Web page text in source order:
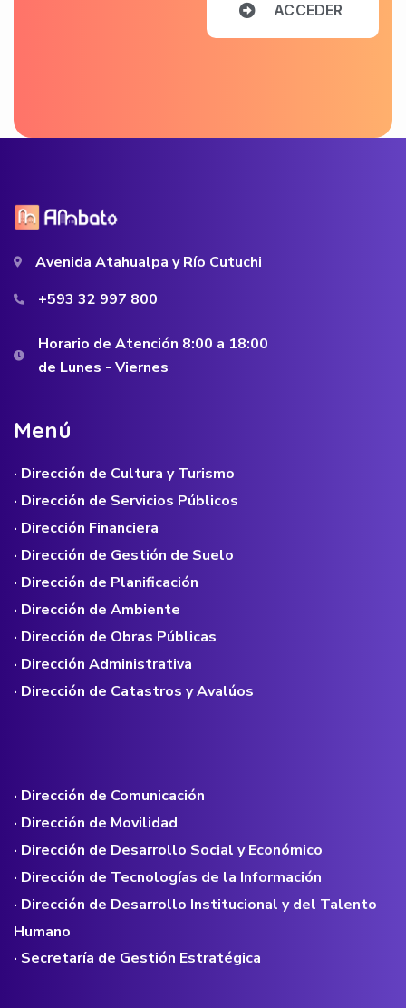
ACCEDER
Avenida Atahualpa y Río Cutuchi
+593 32 997 800
Horario de Atención 8:00 a 18:00
de Lunes - Viernes
Menú
· Dirección de Cultura y Turismo
· Dirección de Servicios Públicos
· Dirección Financiera
· Dirección de Gestión de Suelo
· Dirección de Planificación
· Dirección de Ambiente
· Dirección de Obras Públicas
· Dirección Administrativa
· Dirección de Catastros y Avalúos
· Dirección de Comunicación
· Dirección de Movilidad
· Dirección de Desarrollo Social y Económico
· Dirección de Tecnologías de la Información
· Dirección de Desarrollo Institucional y del Talento
Humano
· Secretaría de Gestión Estratégica